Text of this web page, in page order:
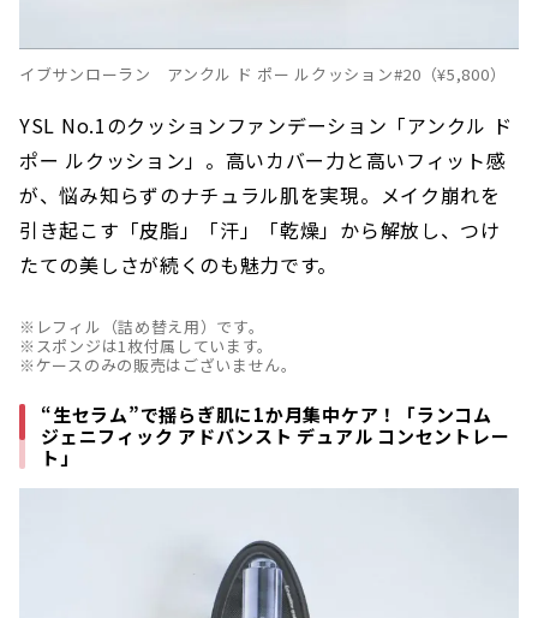
イブサンローラン アンクル ド ポー ルクッション#20（¥5,800）
YSL No.1のクッションファンデーション「アンクル ド
ポー ルクッション」。高いカバー力と高いフィット感
が、悩み知らずのナチュラル肌を実現。メイク崩れを
引き起こす「皮脂」「汗」「乾燥」から解放し、つけ
たての美しさが続くのも魅力です。
※レフィル（詰め替え用）です。
※スポンジは1枚付属しています。
※ケースのみの販売はございません。
“生セラム”で揺らぎ肌に1か月集中ケア！「ランコム
ジェニフィック アドバンスト デュアル コンセントレー
ト」